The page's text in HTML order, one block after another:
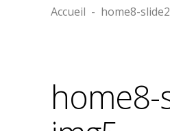
Accueil - home8-